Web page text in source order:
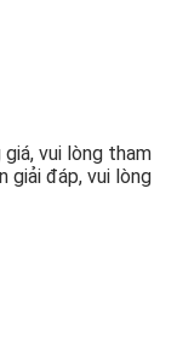
vui lòng tham
giải đáp, vui lòng